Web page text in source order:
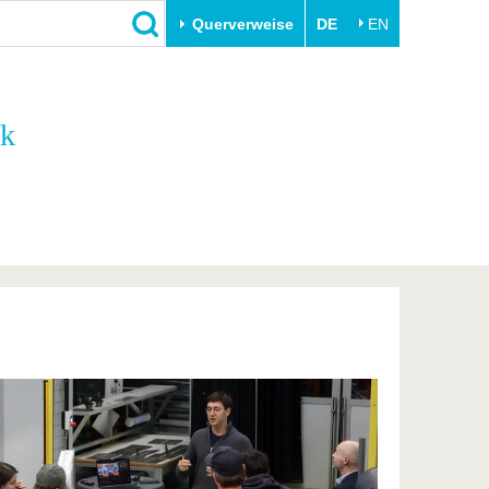
Querverweise DE EN
Innovative Transferprojekte
BTU & Region erleben